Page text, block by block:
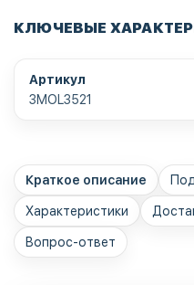
КЛЮЧЕВЫЕ
Артикул
3MOL3521
Краткое описание
Характеристики
Вопрос-ответ